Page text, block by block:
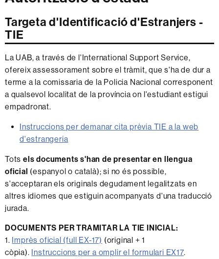
Targeta d'Identificació d'Estranjers -
TIE
La UAB, a través de l'International Support Service,
ofereix assessorament sobre el tràmit, que s'ha de dur a
terme a la comissaria de la Policia Nacional corresponent
a qualsevol localitat de la província on l'estudiant estigui
empadronat.
Instruccions per demanar cita prèvia TIE a la web
d'estrangeria
Tots els documents s'han de presentar en llengua
oficial (espanyol o català); si no és possible,
s'acceptaran els originals degudament legalitzats en
altres idiomes que estiguin acompanyats d'una traducció
jurada.
DOCUMENTS PER TRAMITAR LA TIE INICIAL:
1. Imprès oficial (full EX-17) (original + 1
còpia). Instruccions per a omplir el formulari EX17.